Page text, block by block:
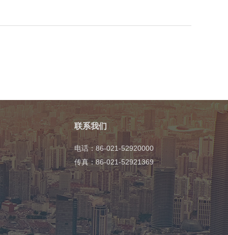
联系我们
电话：86-021-52920000
传真：86-021-52921369